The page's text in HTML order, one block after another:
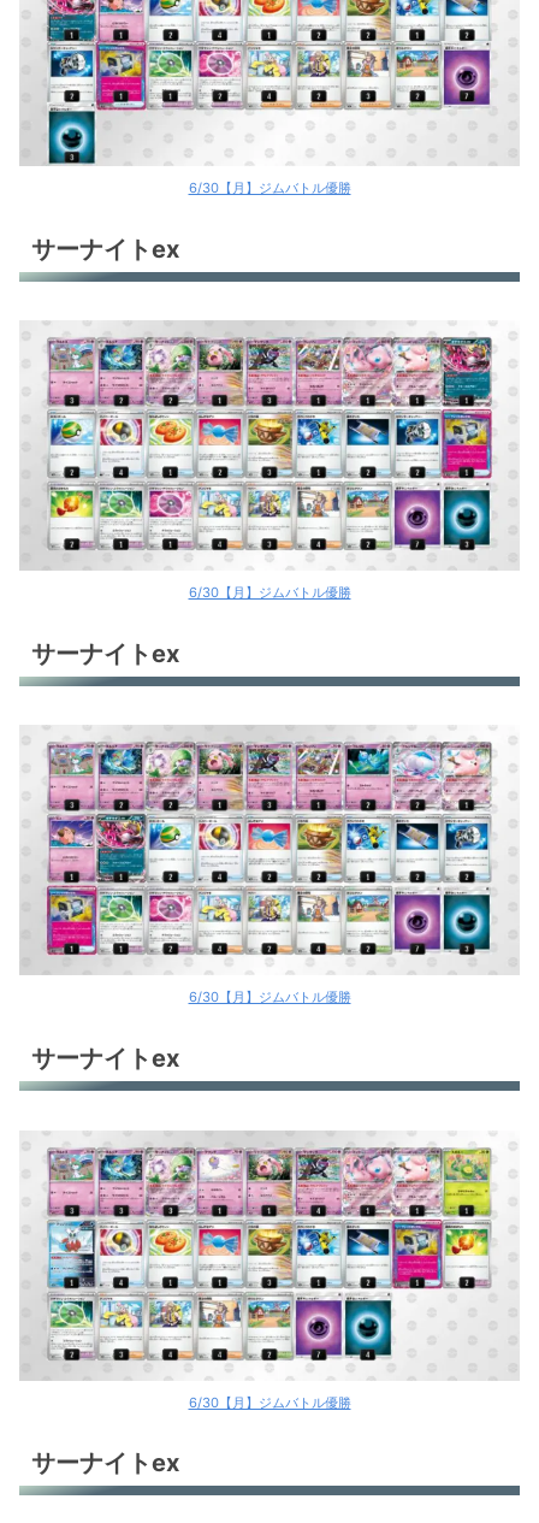
6/30【月】ジムバトル優勝
サーナイトex
6/30【月】ジムバトル優勝
サーナイトex
6/30【月】ジムバトル優勝
サーナイトex
6/30【月】ジムバトル優勝
サーナイトex